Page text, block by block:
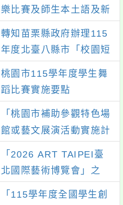
樂比賽及師生本土語及新
轉知苗栗縣政府辦理115
年度北臺八縣市「校園短
影音徵選活動-情緒守門
員」簡章及活動海報，歡
迎學生踴躍報名參加。
桃園市115學年度學生舞
蹈比賽實施要點
「桃園市補助參觀特色場
館或藝文展演活動實施計
「2026 ART TAIPEI臺
北國際藝術博覽會」之
「115學年度全國學生創